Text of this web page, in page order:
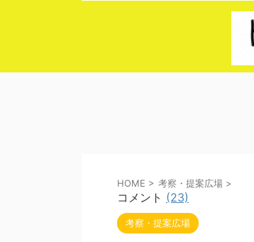
HOME > 考察・提案広場 >
コメント (23)
考察・提案広場